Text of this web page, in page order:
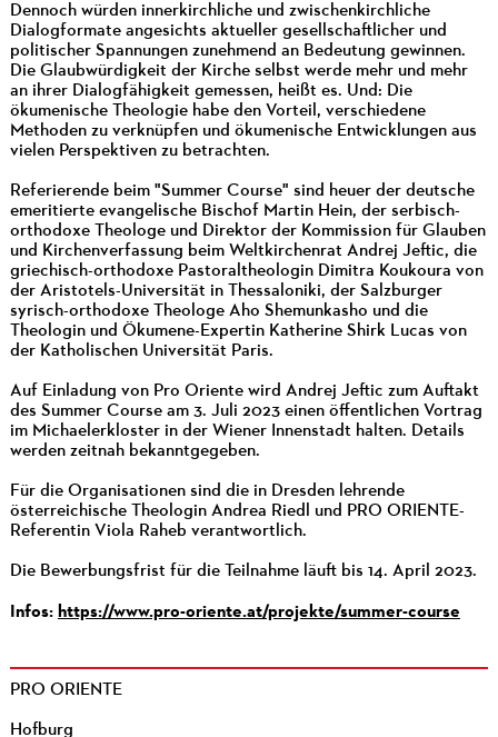
Dennoch würden innerkirchliche und zwischenkirchliche
Dialogformate angesichts aktueller gesellschaftlicher und
politischer Spannungen zunehmend an Bedeutung gewinnen.
Die Glaubwürdigkeit der Kirche selbst werde mehr und mehr
an ihrer Dialogfähigkeit gemessen, heißt es. Und: Die
ökumenische Theologie habe den Vorteil, verschiedene
Methoden zu verknüpfen und ökumenische Entwicklungen aus
vielen Perspektiven zu betrachten.
Referierende beim "Summer Course" sind heuer der deutsche
emeritierte evangelische Bischof Martin Hein, der serbisch-
orthodoxe Theologe und Direktor der Kommission für Glauben
und Kirchenverfassung beim Weltkirchenrat Andrej Jeftic, die
griechisch-orthodoxe Pastoraltheologin Dimitra Koukoura von
der Aristotels-Universität in Thessaloniki, der Salzburger
syrisch-orthodoxe Theologe Aho Shemunkasho und die
Theologin und Ökumene-Expertin Katherine Shirk Lucas von
der Katholischen Universität Paris.
Auf Einladung von Pro Oriente wird Andrej Jeftic zum Auftakt
des Summer Course am 3. Juli 2023 einen öffentlichen Vortrag
im Michaelerkloster in der Wiener Innenstadt halten. Details
werden zeitnah bekanntgegeben.
Für die Organisationen sind die in Dresden lehrende
österreichische Theologin Andrea Riedl und PRO ORIENTE-
Referentin Viola Raheb verantwortlich.
Die Bewerbungsfrist für die Teilnahme läuft bis 14. April 2023.
Infos:https://www.pro-oriente.at/projekte/summer-course
PRO ORIENTE
Hofburg